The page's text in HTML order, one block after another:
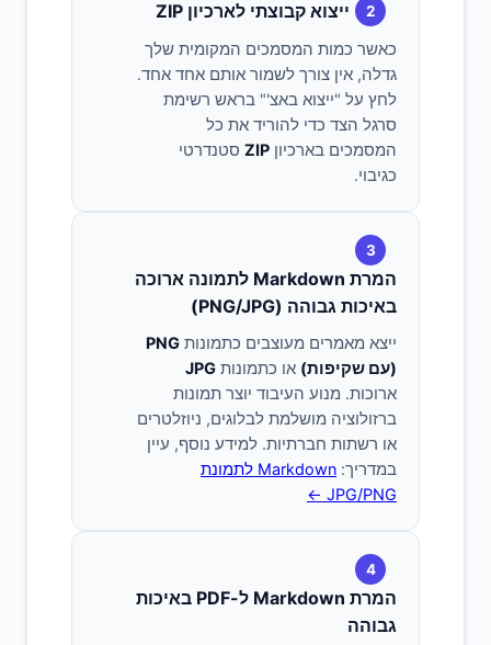
2 ייצוא קבוצתי לארכיון ZIP
כאשר כמות המסמכים המקומית שלך
גדלה, אין צורך לשמור אותם אחד אחד.
לחץ על "ייצוא באצ'" בראש רשימת
סרגל הצד כדי להוריד את כל
המסמכים בארכיון ZIP סטנדרטי
כגיבוי.
3
המרת Markdown לתמונה ארוכה
באיכות גבוהה (PNG/JPG)
ייצא מאמרים מעוצבים כתמונות PNG
(עם שקיפות) או כתמונות JPG
ארוכות. מנוע העיבוד יוצר תמונות
ברזולוציה מושלמת לבלוגים, ניוזלטרים
או רשתות חברתיות. למידע נוסף, עיין
במדריך:
Markdown לתמונת
JPG/PNG ←
4
המרת Markdown ל-PDF באיכות
גבוהה